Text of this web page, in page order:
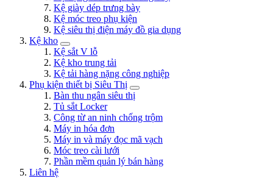
Kệ giày dép trưng bày
Kệ móc treo phụ kiện
Kệ siêu thị điện máy đồ gia dụng
Kệ kho
Kệ sắt V lỗ
Kệ kho trung tải
Kệ tải hàng nặng công nghiệp
Phụ kiện thiết bị Siêu Thị
Bàn thu ngân siêu thị
Tủ sắt Locker
Công từ an ninh chống trộm
Máy in hóa đơn
Máy in và máy đọc mã vạch
Móc treo cài lưới
Phần mềm quản lý bán hàng
Liên hệ